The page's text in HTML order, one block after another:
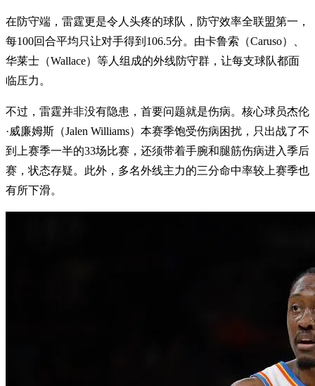
在防守端，雷霆更是令人头疼的球队，防守效率全联盟第一，
每100回合平均只让对手得到106.5分。由卡鲁索（Caruso）、
华莱士（Wallace）等人组成的外线防守群，让每支球队都面
临压力。
不过，雷霆并非没有隐患，首要问题就是伤病。核心球员杰伦
·威廉姆斯（Jalen Williams）本赛季饱受伤病困扰，只出战了不
到上赛季一半的33场比赛，还须带着手腕和腿筋伤病进入季后
赛，状态存疑。此外，多名外线主力的三分命中率较上赛季也
有所下滑。